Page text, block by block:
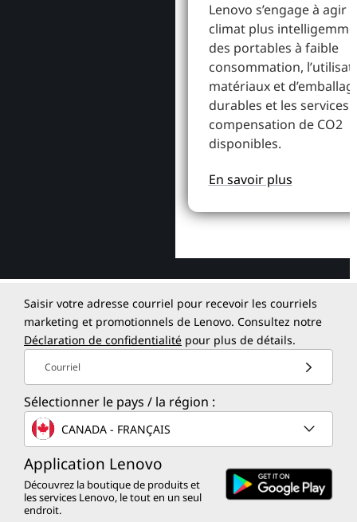
Lenovo s’engage à agir
climat plus
des portables à faible
consommation,
matériaux et
durables et les services
compensation de CO2
disponibles.
En savoir plus
Saisir votre adresse courriel pour recevoir les courriels
marketing et promotionnels de Lenovo. Consultez notre
Déclaration de confidentialité pour plus de détails.
Courriel
Sélectionner le pays / la région :
CANADA - FRANÇAIS
Application Lenovo
Découvrez la boutique de produits et
les services Lenovo, le tout en un seul
endroit.